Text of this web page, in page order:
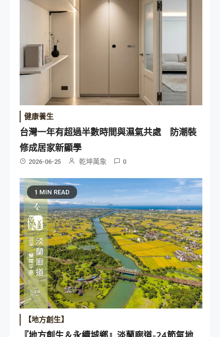
健康養生
台灣一年有超過半數時間與濕氣共處 防潮裝
修成居家新顯學
2026-06-25 乾坤萬象 0
1 MIN READ
【地方創生】